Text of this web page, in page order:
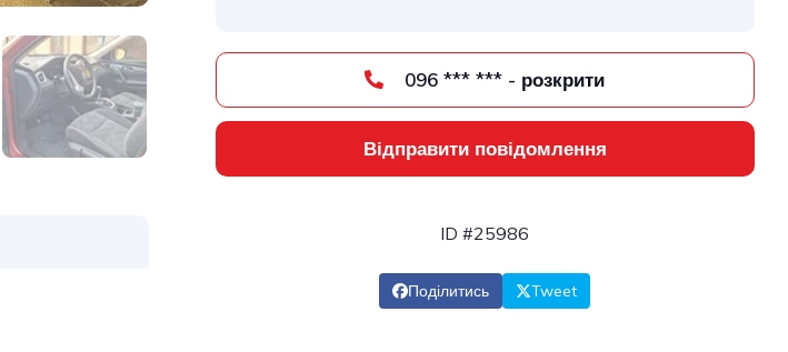
096 *** *** - розкрити
Відправити повідомлення
ID #25986
Поділитись Tweet